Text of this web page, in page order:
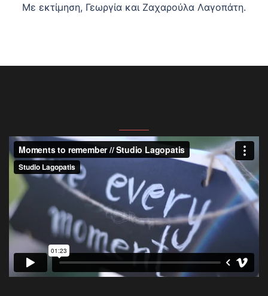
Με εκτίμηση, Γεωργία και Ζαχαρούλα Λαγοπάτη.